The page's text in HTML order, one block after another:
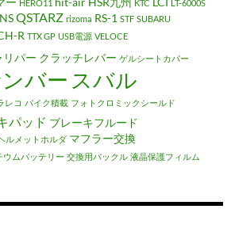
HERO11 KTC
LT-6000S
QSTARZ rizoma RS-1 STF SUBARU
R TTX GP USB電源 VELOCE
リパー クラッチレバー ゲルシートカバー
バー スバル
レコ バイク積載 フォトクロミックシールド
パッド ブレーキフルード
ルメットホルダ マフラー交換
ウムバッテリー 交換用バックル 液晶保護フィルム